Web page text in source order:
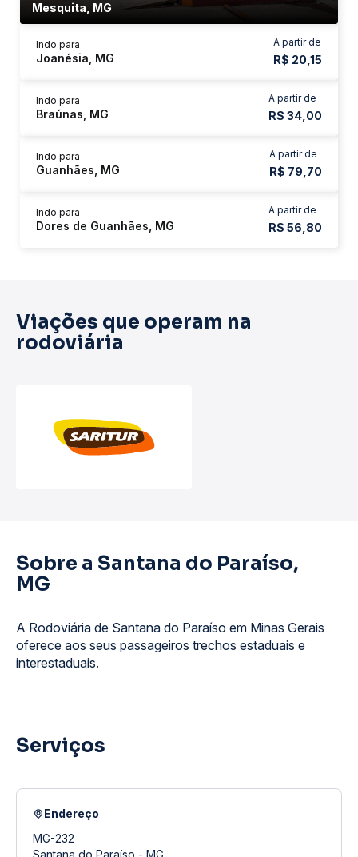
Mesquita, MG
A partir de
R$ 20,15
Indo para
Joanésia, MG
A partir de
R$ 34,00
Indo para
Braúnas, MG
A partir de
R$ 79,70
Indo para
Guanhães, MG
A partir de
R$ 56,80
Indo para
Dores de Guanhães, MG
Viações que operam na
rodoviária
Sobre a Santana do Paraíso,
MG
A Rodoviária de Santana do Paraíso em Minas Gerais
oferece aos seus passageiros trechos estaduais e
interestaduais.
Serviços
Endereço
MG-232
Santana do Paraíso - MG